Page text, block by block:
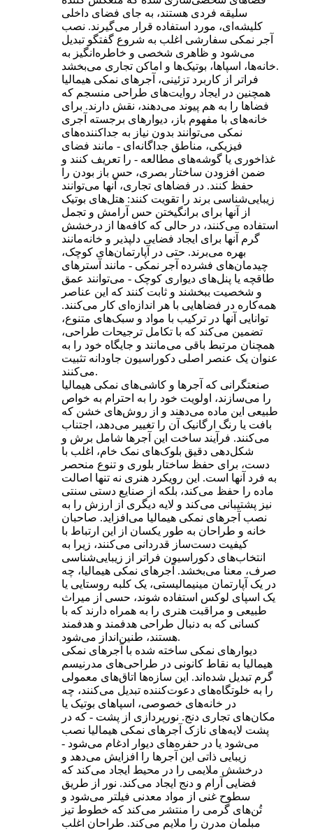
سلیقه فردی هستند، به جای فضای داخلی
کلیشه‌ای، مورد استفاده قرار می‌گیرند. نصب
آجر نمکی سفارشی اغلب به شروع گفتگو تبدیل
می‌شود و ظاهری شخصی و خاطره‌انگیز به
خانه‌ها، اسپاها، بوتیک‌ها و اماکن تجاری می‌بخشد.
فراتر از کاربرد تزئینی، آجرهای نمکی هیمالیا
همچنین در ایجاد روایت‌های طراحی منسجم که
فضاها را به هم پیوند می‌دهند، نقش دارند. برای
خانه‌های با مفهوم باز، دیوارهای برجسته آجری
نمکی می‌توانند بدون نیاز به جداکننده‌های
فیزیکی، مناطق جداگانه‌ای - مانند فضای
غذاخوری یا گوشه‌های مطالعه - را تعریف کنند و
ضمن افزودن ساختار بصری، حس باز بودن را
حفظ کنند. در فضاهای تجاری، آنها می‌توانند
زیبایی‌شناسی برند را تقویت کنند: هتل‌های بوتیک
از آنها برای برانگیختن حس آرامش و تجمل
استفاده می‌کنند، در حالی که کافه‌ها از درخشش
گرم آنها برای ایجاد فضایی دلپذیر و خانه‌مانند
بهره می‌برند. حتی در آپارتمان‌های کوچک،
چیدمان‌های فشرده آجر نمکی - مانند آسترهای
طاقچه یا پنل‌های دیواری کوچک - می‌توانند عمق
و شخصیت ببخشند و ثابت کنند که این عناصر
همه‌کاره در فضاهایی با هر اندازه‌ای کار می‌کنند.
توانایی آنها در ترکیب با مواد و سبک‌های متنوع،
تضمین می‌کند که با تکامل ترجیحات طراحی،
همچنان مرتبط باقی می‌مانند و جایگاه خود را به
عنوان یک عنصر اصلی دکوراسیون جاودانه تثبیت
می‌کنند.
صنعتگرانی که آجرها و کاشی‌های نمکی هیمالیا
را می‌سازند، اولویت خود را به احترام به خواص
طبیعی این ماده می‌دهند و از روش‌های خشن که
بافت یا رنگ ارگانیک آن را تغییر می‌دهد، اجتناب
می‌کنند. فرآیند ساخت این آجرها شامل برش و
شکل‌دهی دقیق بلوک‌های نمک خام، اغلب با
دست، برای حفظ ساختار بلوری و تنوع منحصر
به فرد آنها است. این رویکرد هنری نه تنها اصالت
ماده را حفظ می‌کند، بلکه از صنایع دستی سنتی
نیز پشتیبانی می‌کند و لایه دیگری از ارزش را به
نصب آجرهای نمکی هیمالیا می‌افزاید. صاحبان
خانه و طراحان به طور یکسان از این ارتباط با
کیفیت دست‌ساز قدردانی می‌کنند، زیرا به
انتخاب‌های دکوراسیون فراتر از زیبایی‌شناسی
صرف، معنا می‌بخشد. آجرهای نمکی هیمالیا، چه
در یک آپارتمان مینیمالیستی، یک کلبه روستایی یا
یک اسپای لوکس استفاده شوند، حسی از میراث
طبیعی و مراقبت هنری را به همراه دارند که با
کسانی که به دنبال طراحی هدفمند و هدفمند
هستند، طنین‌انداز می‌شود.
دیوارهای نمکی ساخته شده با آجرهای نمکی
هیمالیا به نقاط کانونی در طراحی‌های مدرنیسم
گرم تبدیل شده‌اند. این سازه‌ها اتاق‌های معمولی
را به خلوتگاه‌های دعوت‌کننده تبدیل می‌کنند، چه
در خانه‌های خصوصی، اسپاهای بوتیک یا
مکان‌های تجاری دنج. نورپردازی از پشت - که در
پشت لایه‌های نازک آجرهای نمکی هیمالیا نصب
می‌شود یا در حفره‌های دیوار ادغام می‌شود -
زیبایی ذاتی این آجرها را افزایش می‌دهد و
درخشش ملایمی را در محیط ایجاد می‌کند که
فضایی آرام و دنج ایجاد می‌کند. نور از طریق
سطوح غنی از مواد معدنی فیلتر می‌شود و
تُن‌های گرمی را منتشر می‌کند که خطوط تیز
مبلمان مدرن را ملایم می‌کند. طراحان اغلب